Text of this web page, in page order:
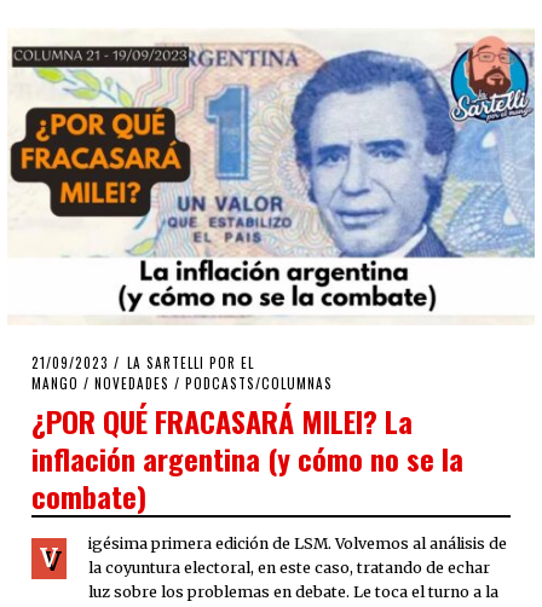
POSTED
ON
21/09/2023 21/09/2023
LA SARTELLI POR EL
MANGO / NOVEDADES / PODCASTS/COLUMNAS
¿POR QUÉ FRACASARÁ MILEI? La
inflación argentina (y cómo no se la
combate)
V
igésima primera edición de LSM. Volvemos al análisis de
la coyuntura electoral, en este caso, tratando de echar
luz sobre los problemas en debate. Le toca el turno a la